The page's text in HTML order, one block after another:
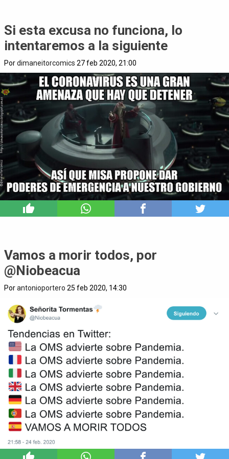
Si esta excusa no funciona, lo
intentaremos a la siguiente
Pordimaneitorcomics 27 feb 2020, 21:00
Vamos a morir todos, por
@Niobeacua
Porantonioportero 25 feb 2020, 14:30